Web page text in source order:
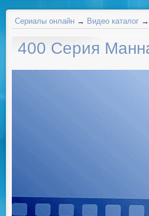
Сериалы онлайн → Видео каталог →
400 Серия